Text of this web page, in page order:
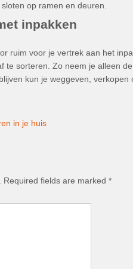
op ramen en deuren.
inpakken
ruim voor je vertrek aan het
te sorteren. Zo neem je alleen
kun je weggeven,
in je huis
Required fields are marked *